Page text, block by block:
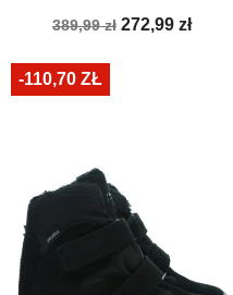
Cena
389,99 zł Cena
272,99 zł
-110,70 ZŁ